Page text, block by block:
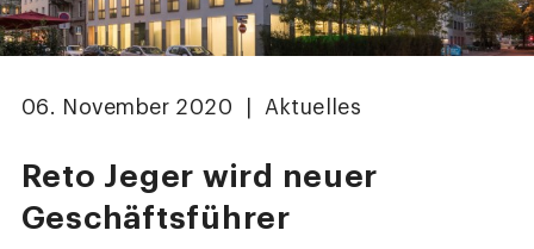
06. November 2020 | Aktuelles
Reto Jeger wird neuer
Geschäftsführer